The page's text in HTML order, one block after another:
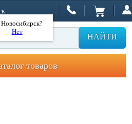
Нет
НАЙТИ
товаров